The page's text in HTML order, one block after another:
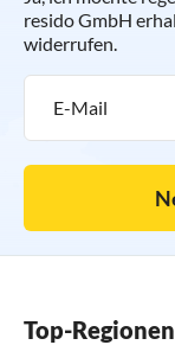
resido GmbH
widerrufen.
Top-Regionen